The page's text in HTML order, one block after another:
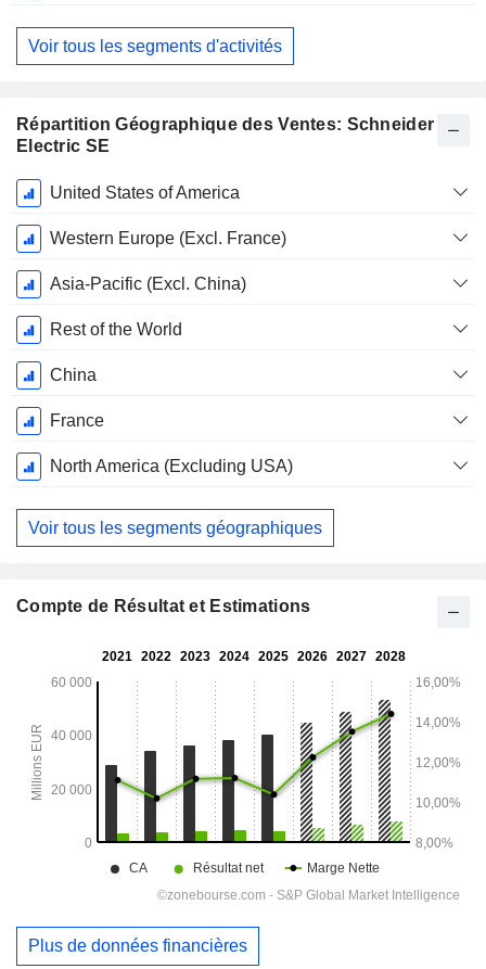
Voir tous les segments d'activités
Répartition Géographique des Ventes: Schneider
Electric SE
Période
Fiscale:
Décembre
United States of America
Western Europe (Excl. France)
Asia-Pacific (Excl. China)
Rest of the World
China
France
North America (Excluding USA)
Voir tous les segments géographiques
Compte de Résultat et Estimations
Plus de données financières